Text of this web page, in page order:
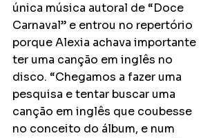
única música autoral de “Doce
Carnaval” e entrou no repertório
porque Alexia achava importante
ter uma canção em inglês no
disco. “Chegamos a fazer uma
pesquisa e tentar buscar uma
canção em inglês que coubesse
no conceito do álbum, e num